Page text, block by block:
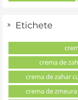
Etichete
crema de
crema de zahar
crema de zmeura